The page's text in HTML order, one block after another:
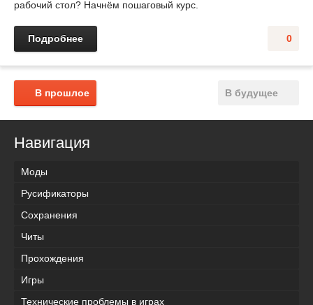
рабочий стол? Начнём пошаговый курс.
0
Подробнее
В будущее
В прошлое
Навигация
Моды
Русификаторы
Сохранения
Читы
Прохождения
Игры
Технические проблемы в играх